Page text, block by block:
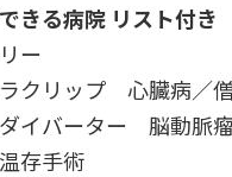
きる病院 リスト付き
ー
クリップ 心臓病／
イバーター 脳動脈
存手術